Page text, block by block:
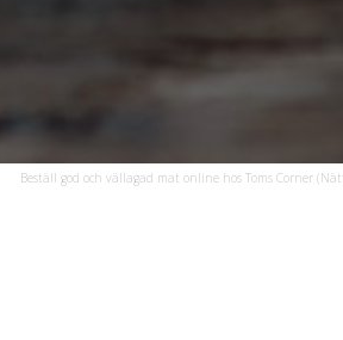
Beställ god och vällagad mat online hos Toms Corner